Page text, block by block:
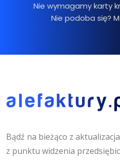
Nie wymagamy karty
Nie podoba się?
Bądź na bieżąco z
z punktu widzenia